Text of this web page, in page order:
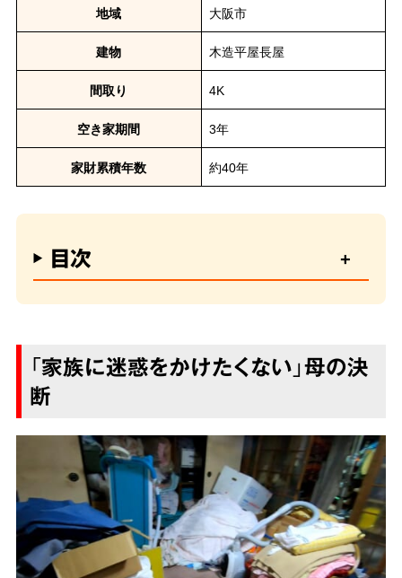
地域
大阪市
建物
木造平屋長屋
間取り
4K
空き家期間
3年
家財累積年数
約40年
目次
「家族に迷惑をかけたくない」母の決
断